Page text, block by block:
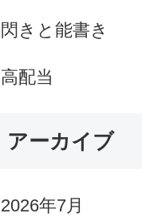
閃きと能書き
高配当
アーカイブ
2026年7月